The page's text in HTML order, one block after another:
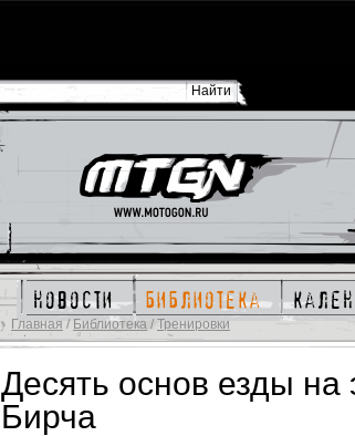
новости библиотека
Главная / Библиотека /Тренировки
Десять основ езды на
Бирча